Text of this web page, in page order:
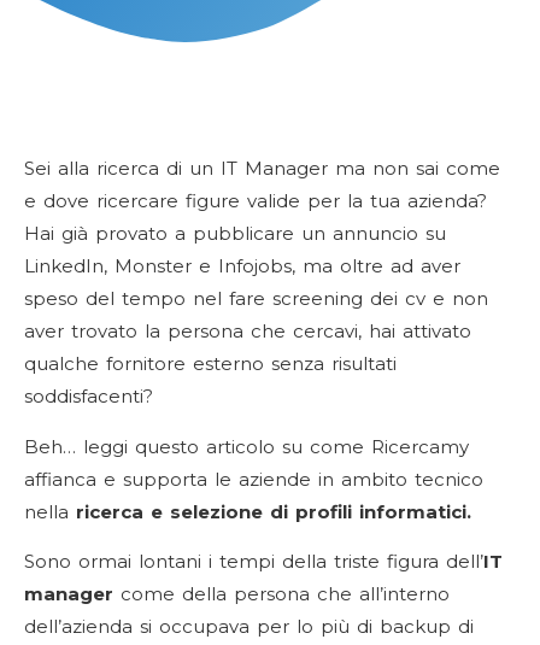
Sei alla ricerca di un IT Manager ma non sai come
e dove ricercare figure valide per la tua azienda?
Hai già provato a pubblicare un annuncio su
LinkedIn, Monster e Infojobs, ma oltre ad aver
speso del tempo nel fare screening dei cv e non
aver trovato la persona che cercavi, hai attivato
qualche fornitore esterno senza risultati
soddisfacenti?
Beh… leggi questo articolo su come Ricercamy
affianca e supporta le aziende in ambito tecnico
nella ricerca e selezione di profili informatici.
Sono ormai lontani i tempi della triste figura dell’IT
manager come della persona che all’interno
dell’azienda si occupava per lo più di backup di